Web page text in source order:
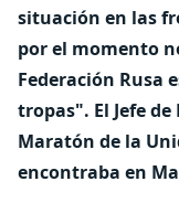
situación en las
por el momento
Federación Rusa
tropas". El Jefe
Maratón de la
encontraba en